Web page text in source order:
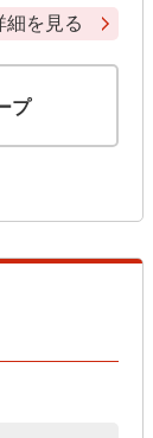
細を見る
プ